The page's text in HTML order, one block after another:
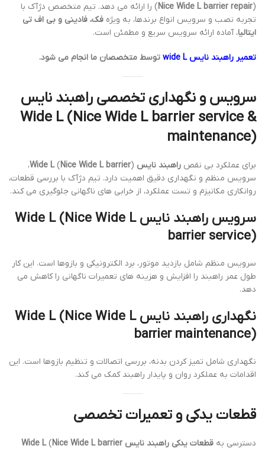
(Nice Wide L barrier repair ) را ارائه می دهد. تیم متخصص دژآک با
تجربه نصب و سرویس انواع برندها، به ویژه فک، فادینی و بی اف تی
ایتالیا، آماده ارائه سرویس سریع و مطمئن است.
تعمیر راهبند نایس wide L توسط متخصصان ما انجام می شود.
سرویس و نگهداری تخصصی راهبند نایس
Wide L(Nice Wide L barrier service &
maintenance)
برای عملکرد بی نقص راهبند نایس Wide L (Nice Wide L barrier
)،
سرویس منظم و نگهداری دقیق اهمیت دارد. تیم دژآک با بررسی قطعات،
روانکاری مکانیزم و تست عملکرد، از خرابی های ناگهانی جلوگیری می کند.
سرویس راهبند نایس Wide L (Nice Wide L
barrier service)
سرویس منظم شامل بازدید موتور، برد الکترونیکی و بازوها است. این کار
طول عمر راهبند را افزایش و هزینه های تعمیرات ناگهانی را کاهش می
دهد.
نگهداری راهبند نایس Wide L (Nice Wide L
barrier maintenance)
نگهداری شامل تمیز کردن بدنه، بررسی اتصالات و تنظیم بازوها است. این
اقدامات به عملکرد روان و پایدار راهبند کمک می کند.
قطعات یدکی و تعمیرات تخصصی
دسترسی به قطعات یدکی راهبند نایس Wide L (Nice Wide L barrier